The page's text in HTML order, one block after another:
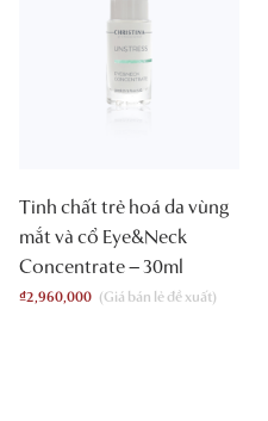
Tinh chất trẻ hoá da vùng
mắt và cổ Eye&Neck
Concentrate – 30ml
₫2,960,000